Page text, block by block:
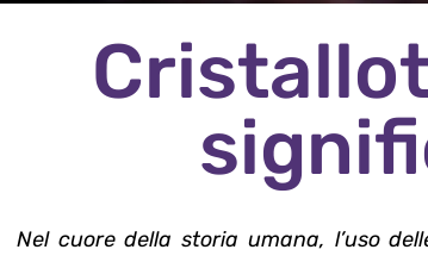
Nel cuore della storia umana, l’uso